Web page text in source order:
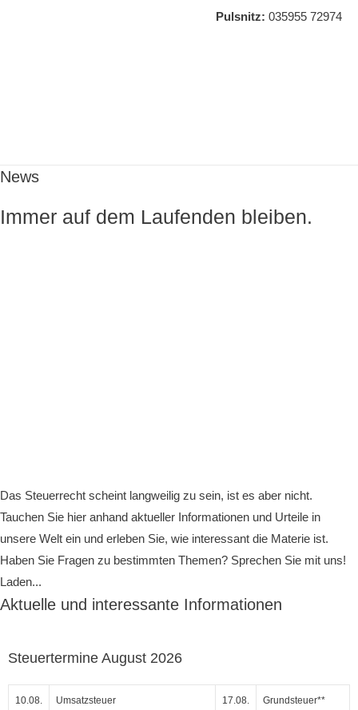
Pulsnitz: 035955 72974
News
Immer auf dem Laufenden bleiben.
Das Steuerrecht scheint langweilig zu sein, ist es aber nicht.
Tauchen Sie hier anhand aktueller Informationen und Urteile in
unsere Welt ein und erleben Sie, wie interessant die Materie ist.
Haben Sie Fragen zu bestimmten Themen? Sprechen Sie mit uns!
Laden...
Aktuelle und interessante Informationen
Steuertermine August 2026
10.08.
Umsatzsteuer
17.08.
Grundsteuer**